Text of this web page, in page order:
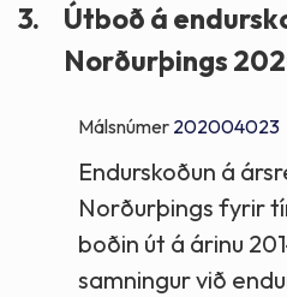
3.
Útboð á
Norðurþings
Málsnúmer 202004023
Endurskoðun á
Norðurþings fyrir
boðin út á árinu
samningur við